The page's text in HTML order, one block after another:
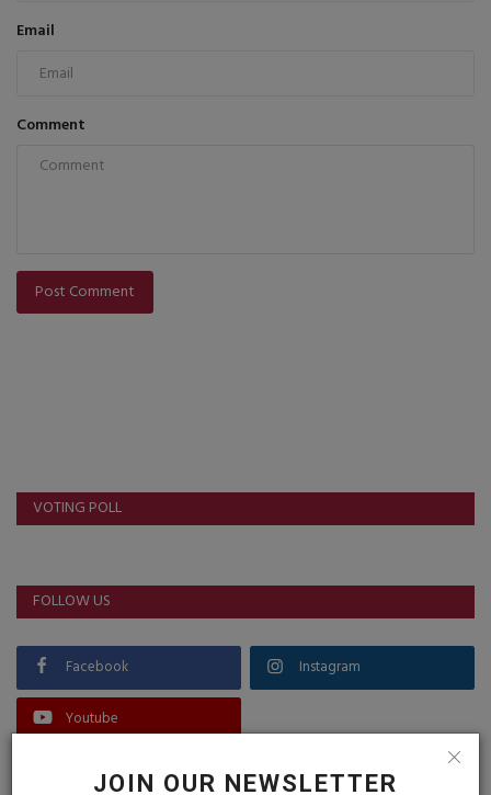
JOIN OUR NEWSLETTER
Email
Comment
Post Comment
VOTING POLL
FOLLOW US
Facebook Instagram
Youtube